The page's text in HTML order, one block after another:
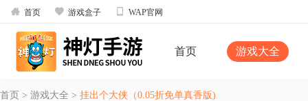
 首页  游戏盒子  WAP官网
首页 游戏大全
首页 > 游戏大全 > 挂出个大侠（0.05折免单真香版)